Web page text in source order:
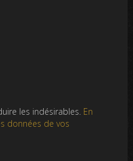
les indésirables. En
données de vos